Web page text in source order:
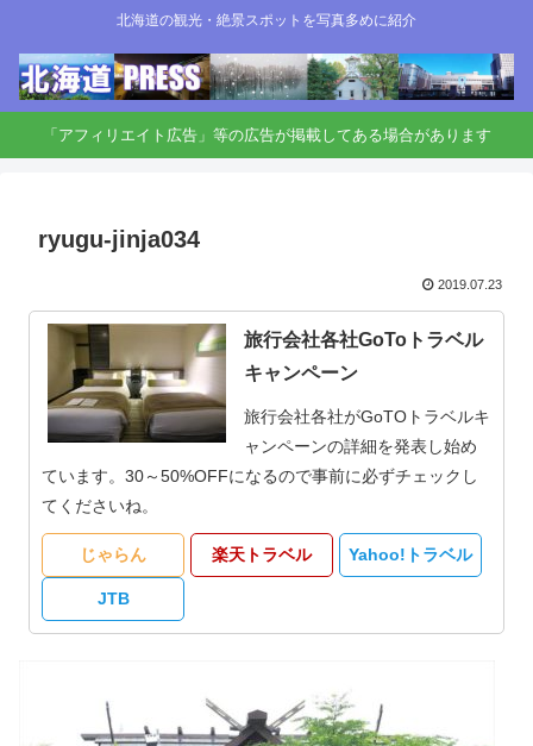
北海道の観光・絶景スポットを写真多めに紹介
「アフィリエイト広告」等の広告が掲載してある場合があります
ryugu-jinja034
2019.07.23
旅行会社各社GoToトラベル
キャンペーン
旅行会社各社がGoTOトラベルキ
ャンペーンの詳細を発表し始め
ています。30～50%OFFになるので事前に必ずチェックし
てくださいね。
じゃらん 楽天トラベル Yahoo!トラベル
JTB